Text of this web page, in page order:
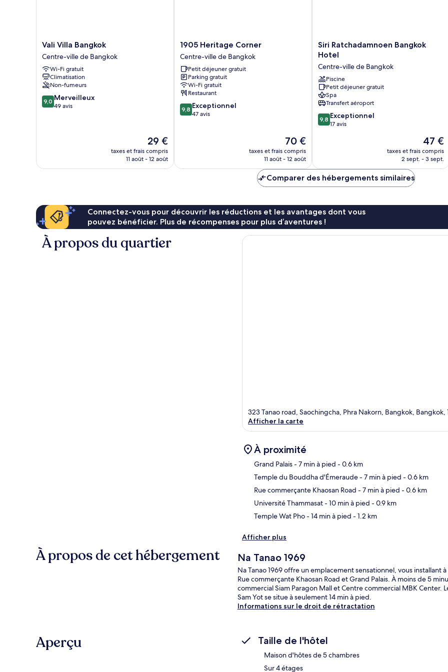
Vali
Villa
Bangkok
Centre-
ville
de
Bangkok
Vali Villa Bangkok
Centre-ville de Bangkok
Wi-Fi gratuit
Climatisation
Non-fumeurs
9.0
sur
9,0 Merveilleux
49 avis
Le
nouveau
prix
29 €
taxes et frais compris
11 août - 12 août
1905
Heritage
Corner
Centre-
ville
de
Bangkok
1905 Heritage Corner
Centre-ville de Bangkok
Petit déjeuner gratuit
Parking gratuit
Wi-Fi gratuit
Restaurant
9.8
sur
9,8 Exceptionnel
47 avis
Le
nouveau
prix
de
70 €
70 €
taxes et frais compris
11 août - 12 août
Siri
Ratchadamnoen
Hotel
Centre-
ville
de
Bangkok
Siri Ratchadamnoen Bangkok
Hotel
Centre-ville de Bangkok
Piscine
Petit déjeuner gratuit
Spa
Transfert aéroport
9.8
sur
9,8 Exceptionnel
17 avis
Le
nouveau
prix
47 €
taxes et frais compris
2 sept. - 3 sept.
Comparer des hébergements similaires
Connectez-vous pour découvrir les réductions et les avantages dont vous
pouvez bénéficier. Plus de récompenses pour plus d’aventures !
À propos du quartier
323 Tanao road, Saochingcha, Phra Nakorn, Bangkok, Bangkok,
Afficher la carte
À proximité
Grand Palais- 7 min à pied - 0.6 km
Temple du Bouddha d'Émeraude- 7 min à pied - 0.6 km
Rue commerçante Khaosan Road - 7 min à pied - 0.6 km
Université Thammasat- 10 min à pied - 0.9 km
Temple Wat Pho- 14 min à pied - 1.2 km
Afficher plus
À propos de cet hébergement Na Tanao 1969
Na Tanao 1969 offre un emplacement sensationnel, vous
Rue commerçante Khaosan Road et Grand Palais. À moins de 5
commercial Siam Paragon Mall et Centre commercial MBK
Sam Yot se situe à seulement 14 min à pied.
Informations sur le droit de rétractation
Aperçu Taille de l'hôtel
Maison d'hôtes de 5 chambres
Sur 4 étages